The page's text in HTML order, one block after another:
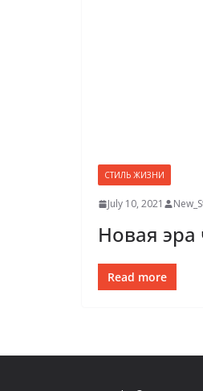
СТИЛЬ ЖИЗНИ
July 10, 2021
Новая эра
Read more